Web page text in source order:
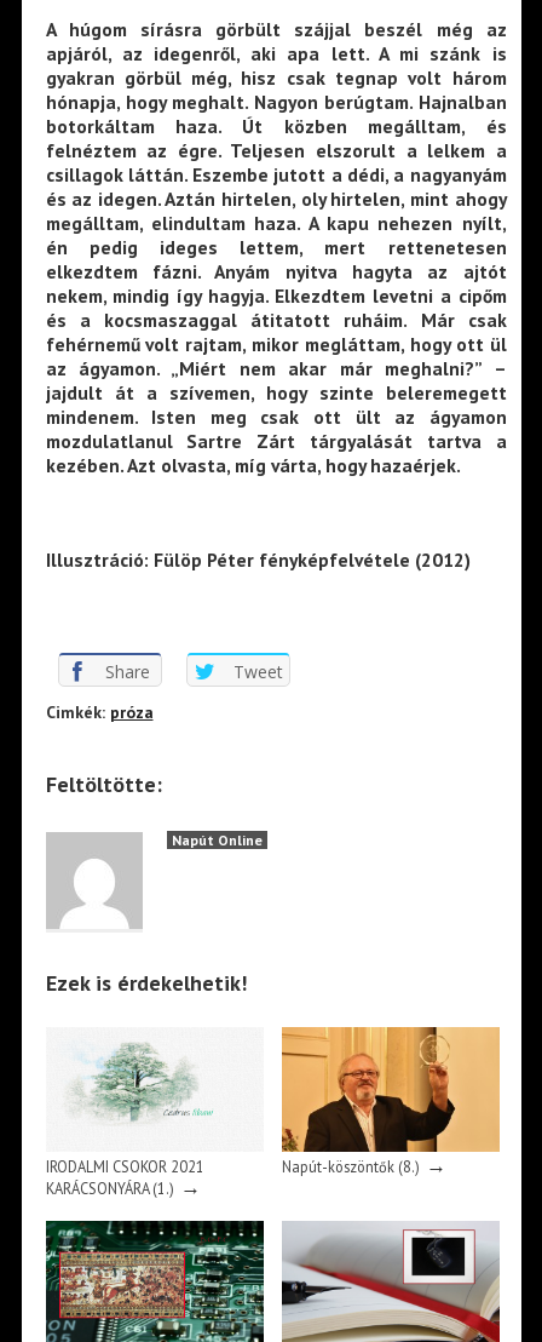
A húgom sírásra görbült szájjal beszél még az
apjáról, az idegenről, aki apa lett. A mi szánk is
gyakran görbül még, hisz csak tegnap volt három
hónapja, hogy meghalt. Nagyon berúgtam. Hajnalban
botorkáltam haza. Út közben megálltam, és
felnéztem az égre. Teljesen elszorult a lelkem a
csillagok láttán. Eszembe jutott a dédi, a nagyanyám
és az idegen. Aztán hirtelen, oly hirtelen, mint ahogy
megálltam, elindultam haza. A kapu nehezen nyílt,
én pedig ideges lettem, mert rettenetesen
elkezdtem fázni. Anyám nyitva hagyta az ajtót
nekem, mindig így hagyja. Elkezdtem levetni a cipőm
és a kocsmaszaggal átitatott ruháim. Már csak
fehérnemű volt rajtam, mikor megláttam, hogy ott ül
az ágyamon. „Miért nem akar már meghalni?” –
jajdult át a szívemen, hogy szinte beleremegett
mindenem. Isten meg csak ott ült az ágyamon
mozdulatlanul Sartre Zárt tárgyalását tartva a
kezében. Azt olvasta, míg várta, hogy hazaérjek.
Illusztráció: Fülöp Péter fényképfelvétele (2012)
Share Tweet
Cimkék: próza
Feltöltötte:
Napút Online
Ezek is érdekelhetik!
IRODALMI CSOKOR 2021
KARÁCSONYÁRA (1.) →
Napút-köszöntők (8.) →